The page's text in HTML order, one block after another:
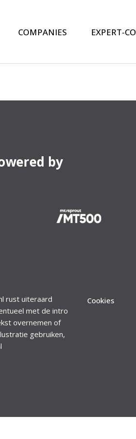
COMPANIES EXPERT-
by
rust uiteraard
met de intro
overnemen of
gebruiken,
Cookies